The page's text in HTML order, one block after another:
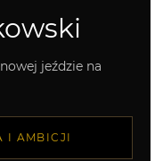
jeździe na
I AMBICJI